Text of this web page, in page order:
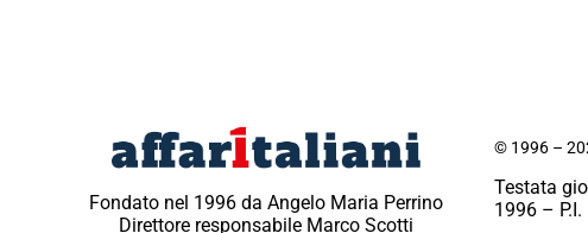
Fondato nel 1996 da Angelo Maria Perrino
Direttore responsabile Marco Scotti
© 1996 –
Testata
1996 –